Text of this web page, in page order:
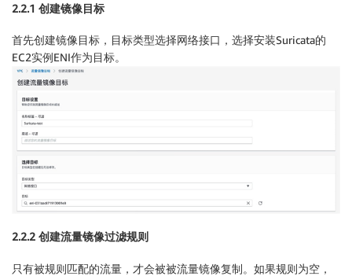
2.2.1 创建镜像目标
首先创建镜像目标，目标类型选择网络接口，选择安装Suricata的
EC2实例ENI作为目标。
2.2.2 创建流量镜像过滤规则
只有被规则匹配的流量，才会被被流量镜像复制。如果规则为空，